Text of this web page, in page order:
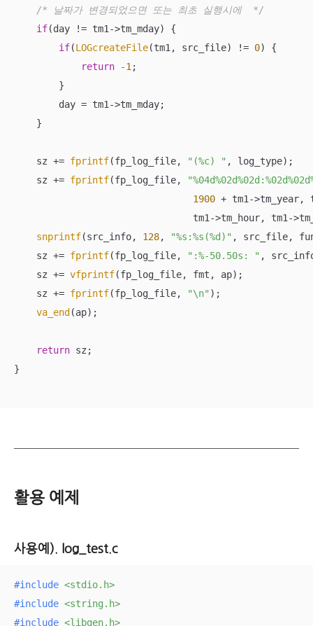
/* 날짜가 변경되었으면 또는 최초 실행시에  */
if(day != tm1->tm_mday) {
if(LOGcreateFile(tm1, src_file) != 0) {
return
-1 ;
        }
        day = tm1->tm_mday;
    }
    sz +=
fprintf(fp_log_file, "(%c) " , log_type);
    sz +=
fprintf(fp_log_file,
1900 + tm1->tm_year,
tm1->tm_hour, tm1-
snprintf(src_info, 128, "%s:%s(%d)" , src_file,
    sz +=
fprintf(fp_log_file, ":%-50.50s: " ,
    sz +=
vfprintf(fp_log_file, fmt, ap);
    sz +=
fprintf(fp_log_file, "\n" );
va_end (ap);
return sz;
}
활용 예제
사용예). log_test.c
#include <stdio.h>
#include <string.h>
#include <libgen.h>